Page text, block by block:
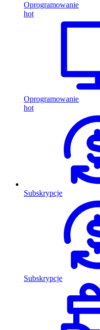
Oprogramowanie
hot
Oprogramowanie
hot
Subskrypcje
Subskrypcje